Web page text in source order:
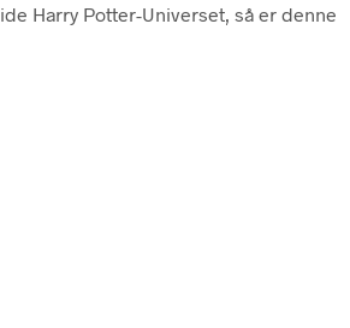
Harry Potter-Universet, så er denne